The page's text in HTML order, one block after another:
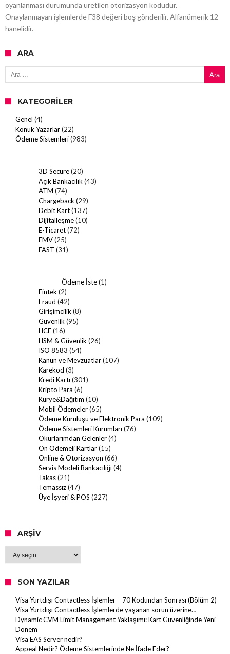
oyanlanması durumunda üretilen otorizasyon kodudur.
Onaylanmayan işlemlerde F38 değeri boş gönderilir. Alfanümerik 12
hanelidir.
ARA
Arama:
KATEGORILER
Genel (4)
Konuk Yazarlar(22)
Ödeme Sistemleri(983)
3D Secure(20)
Açık Bankacılık(43)
ATM (74)
Chargeback(29)
Debit Kart(137)
Dijitalleşme(10)
E-Ticaret(72)
EMV(25)
FAST (31)
Ödeme İste(1)
Fintek(2)
Fraud (42)
Girişimcilik(8)
Güvenlik(95)
HCE(16)
HSM & Güvenlik(26)
ISO 8583 (54)
Kanun ve Mevzuatlar(107)
Karekod (3)
Kredi Kartı (301)
Kripto Para (6)
Kurye&Dağıtım (10)
Mobil Ödemeler(65)
Ödeme Kuruluşu ve Elektronik Para (109)
Ödeme Sistemleri Kurumları (76)
Okurlarımdan Gelenler(4)
Ön Ödemeli Kartlar(15)
Online & Otorizasyon (66)
Servis Modeli Bankacılığı (4)
Takas(21)
Temassız(47)
Üye İşyeri & POS (227)
ARŞIV
Arşiv
SON YAZILAR
Visa Yurtdışı Contactless İşlemler – 70 Kodundan Sonrası (Bölüm 2)
Visa Yurtdışı Contactless İşlemlerde yaşanan sorun üzerine…
Dynamic CVM Limit Management Yaklaşımı: Kart Güvenliğinde Yeni
Dönem
Visa EAS Server nedir?
Appeal Nedir? Ödeme Sistemlerinde Ne İfade Eder?